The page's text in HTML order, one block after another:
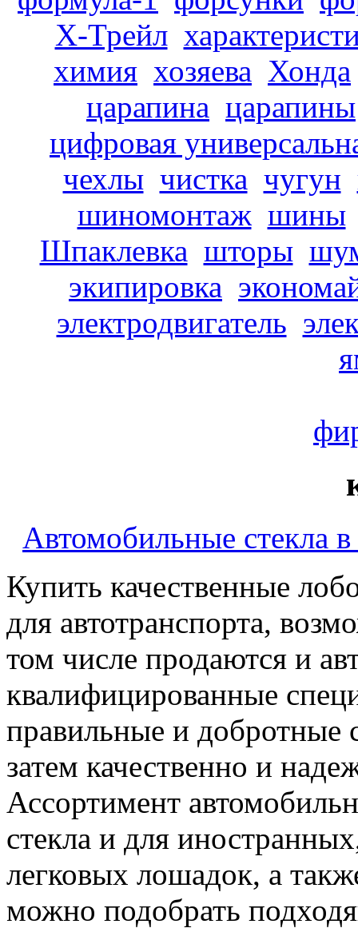
Х-Трейл
химия хозяева Хонда
царапина царапины
цифровая
чехлы чистка чугун
шиномонтаж шины
Шпаклевка шторы
экипировка
электродвигатель
Автомобильные стекла
Купить качественные
для автотранспорта,
том числе продаются и
квалифицированные
правильные и добротные
затем качественно и
Ассортимент
стекла и для
легковых лошадок, а
можно подобрать